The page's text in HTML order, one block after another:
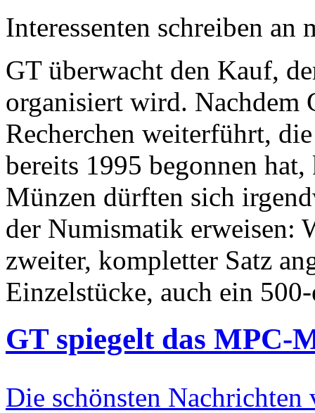
Interessenten schreiben
GT überwacht den Kauf,
organisiert wird. Nachdem
Recherchen weiterführt,
bereits 1995 begonnen
Münzen dürften sich
der Numismatik erweisen:
zweiter, kompletter Satz
Einzelstücke, auch ein
GT spiegelt das MPC-
Die schönsten Nachrichten